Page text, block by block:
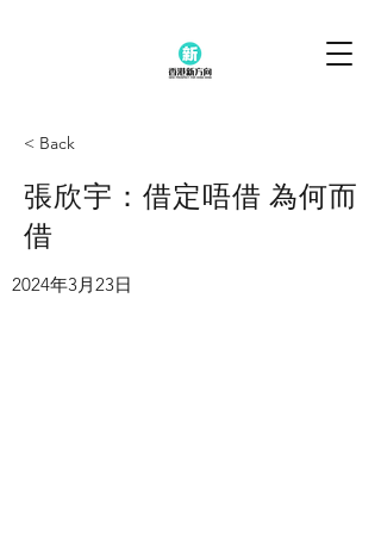
< Back
張欣宇：借定唔借 為何而
借
2024年3月23日